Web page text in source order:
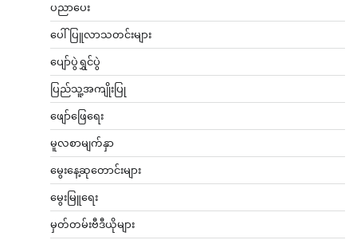
ပညာပေး
ပေါ်ပြူလာသတင်းများ
ပျော်ပွဲရွှင်ပွဲ
ပြည်သူ့အကျိုးပြု
ဖျော်ဖြေရေး
မူလစာမျက်နှာ
မွေးနေ့ဆုတောင်းများ
မွေးမြူရေး
မှတ်တမ်းဗီဒီယိုများ